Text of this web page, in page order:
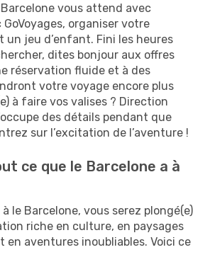
vous attend avec
organiser votre
un jeu d’enfant. Fini les heures
dites bonjour aux offres
réservation fluide et à des
votre voyage encore plus
à faire vos valises ? Direction
des détails pendant que
sur l’excitation de l’aventure !
ce que le Barcelone a à
le Barcelone, vous serez plongé(e)
riche en culture, en paysages
en aventures inoubliables. Voici ce